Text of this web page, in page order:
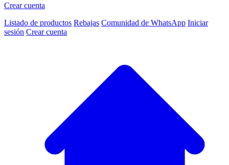
Crear cuenta
Listado de productos Rebajas Comunidad de WhatsApp Iniciar
sesión Crear cuenta